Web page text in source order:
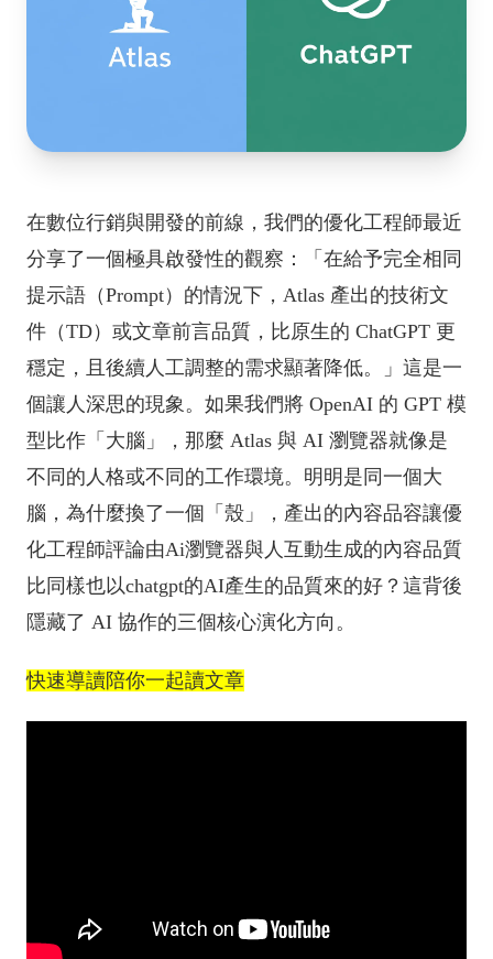
在數位行銷與開發的前線，我們的優化工程師最近
分享了一個極具啟發性的觀察：「在給予完全相同
提示語（Prompt）的情況下，Atlas 產出的技術文
件（TD）或文章前言品質，比原生的 ChatGPT 更
穩定，且後續人工調整的需求顯著降低。」這是一
個讓人深思的現象。如果我們將 OpenAI 的 GPT 模
型比作「大腦」，那麼 Atlas 與 AI 瀏覽器就像是
不同的人格或不同的工作環境。明明是同一個大
腦，為什麼換了一個「殼」，產出的內容品容讓優
化工程師評論由Ai瀏覽器與人互動生成的內容品質
比同樣也以chatgpt的AI產生的品質來的好？這背後
隱藏了 AI 協作的三個核心演化方向。
快速導讀陪你一起讀文章